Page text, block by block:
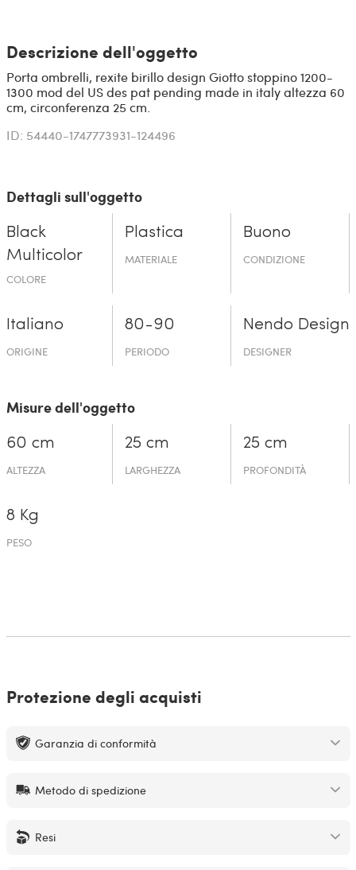
Descrizione dell'oggetto
Porta ombrelli, rexite birillo design Giotto stoppino 1200-
1300 mod del US des pat pending made in italy altezza 60
cm, circonferenza 25 cm.
ID: 54440-1747773931-124496
Dettagli sull'oggetto
Black
Multicolor
COLORE
Plastica
MATERIALE
Buono
CONDIZIONE
Italiano
ORIGINE
80-90
PERIODO
Nendo Design
DESIGNER
Misure dell'oggetto
60 cm
ALTEZZA
25 cm
LARGHEZZA
25 cm
PROFONDITÀ
8 Kg
PESO
Protezione degli acquisti
Garanzia di conformità
Metodo di spedizione
Resi